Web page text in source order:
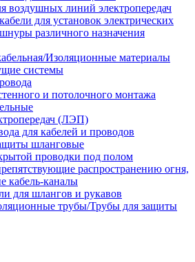
воздушных линий электропередач
для установок электрических
различного назначения
Изоляционные материалы
системы
и потолочного монтажа
(ЛЭП)
для кабелей и проводов
шланговые
проводки под полом
распространению огня,
кабель-каналы
для шлангов и рукавов
трубы/Трубы для защиты